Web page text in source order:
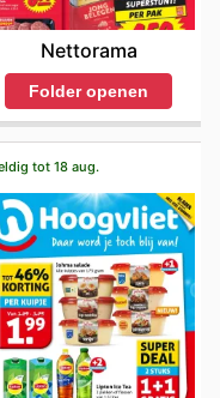
Nettorama
Folder openen
tot 18 aug.